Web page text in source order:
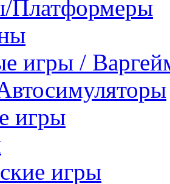
Платформеры
игры /
игры
игры